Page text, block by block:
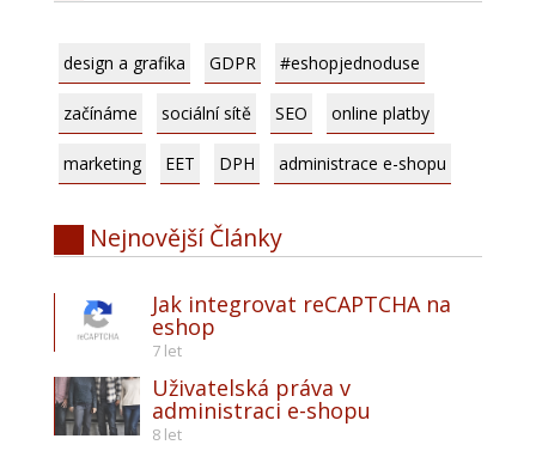
design a grafika GDPR #eshopjednoduse
začínáme sociální sítě SEO online platby
marketing EET DPH administrace e-shopu
NejnovějšíČlánky
Jak integrovat reCAPTCHA na
eshop
7 let
Uživatelská práva v
administraci e-shopu
8 let